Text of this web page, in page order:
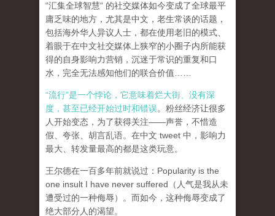
“汇集全球智慧“ 的社交媒体如今变成了全球最平
庸乏味的地方，尤其是中文，老生常谈的话题，
包括海外华人异议人士，都在使用老旧的模式、
着眼于在中文社交媒体上狭窄的小圈子内所能获
得的自身影响力营销，沉迷于常识的重复和口
水，完全无法感知他们的联合价值……
“流行”是一个悖论，它意味着烂大街、没有深
度，甚至已经开始过时和错误。粉丝经济让很多
人开始变态，为了获得关注——声誉，不惜造
假、夸张、胡言乱语。在中文 tweet 中，影响力
最大、转发量最高的都是这类玩意。
王尔德在一百多年前就说过：Popularity is the
one insult I have never suffered（人气是我从未
遭受过的一种侮辱）。而如今，这种侮辱变成了
绝大部分人的渴望。